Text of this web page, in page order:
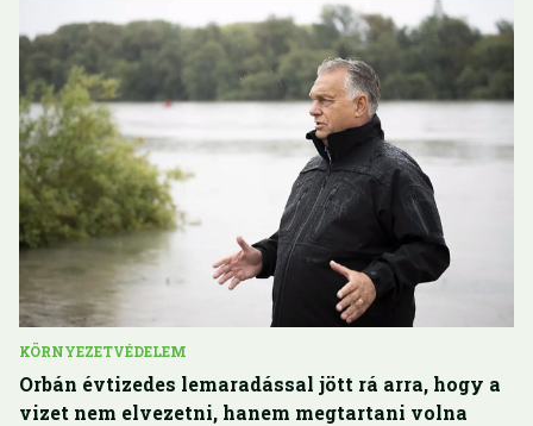
KÖRNYEZETVÉDELEM
Orbán évtizedes lemaradással jött rá arra, hogy a
vizet nem elvezetni, hanem megtartani volna